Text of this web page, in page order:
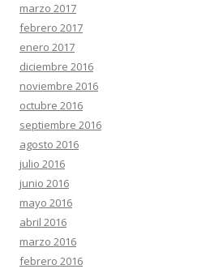
marzo 2017
febrero 2017
enero 2017
diciembre 2016
noviembre 2016
octubre 2016
septiembre 2016
agosto 2016
julio 2016
junio 2016
mayo 2016
abril 2016
marzo 2016
febrero 2016